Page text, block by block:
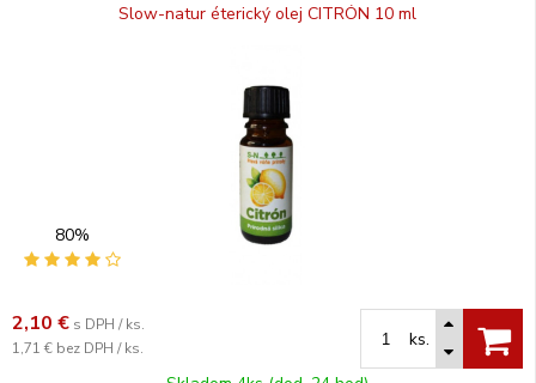
Slow-natur éterický olej CITRÓN 10 ml
80%
2,10 € s DPH / ks.
1,71 € bez DPH / ks.
ks.